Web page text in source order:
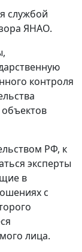
службой
ЯНАО.
контроля
РФ, к
эксперты
в
с
лица.